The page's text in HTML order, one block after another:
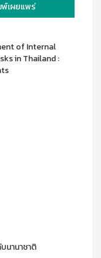
พ์เผยแพร่
of Internal
in Thailand :
นานาชาติ